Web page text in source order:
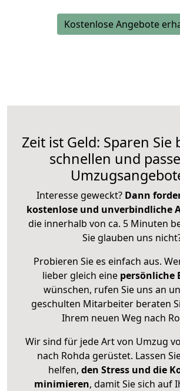
Kostenlose Angebote
Zeit ist Geld: Sparen Sie
schnellen und
Interesse geweckt? Dann
kostenlose und unverbindliche
die innerhalb von ca. 5 Minuten
Sie glauben uns
Probieren Sie es einfach aus.
lieber gleich eine persönliche
wünschen, rufen Sie uns an
geschulten Mitarbeiter beraten
Ihrem neuen Weg nach
Wir sind für jede Art von Umzug
nach Rohda gerüstet. Lassen
helfen, den Stress und die
minimieren, damit Sie sich auf